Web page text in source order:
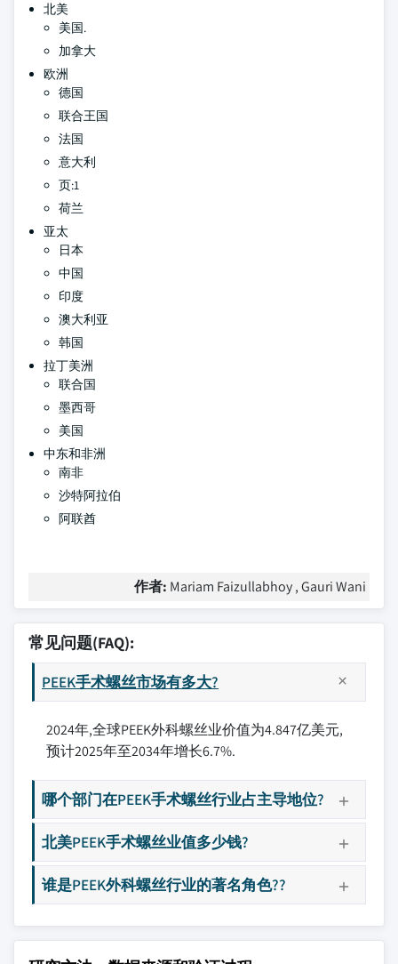
北美
美国.
加拿大
欧洲
德国
联合王国
法国
意大利
页:1
荷兰
亚太
日本
中国
印度
澳大利亚
韩国
拉丁美洲
联合国
墨西哥
美国
中东和非洲
南非
沙特阿拉伯
阿联酋
作者: Mariam Faizullabhoy , Gauri Wani
常见问题(FAQ):
PEEK手术螺丝市场有多大?
2024年,全球PEEK外科螺丝业价值为4.847亿美元,
预计2025年至2034年增长6.7%.
哪个部门在PEEK手术螺丝行业占主导地位?
北美PEEK手术螺丝业值多少钱?
谁是PEEK外科螺丝行业的著名角色??